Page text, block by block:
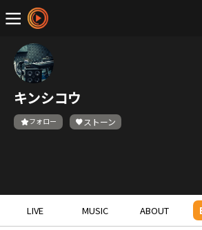
キンシコウ
フォロー ストーン
LIVE MUSIC ABOUT